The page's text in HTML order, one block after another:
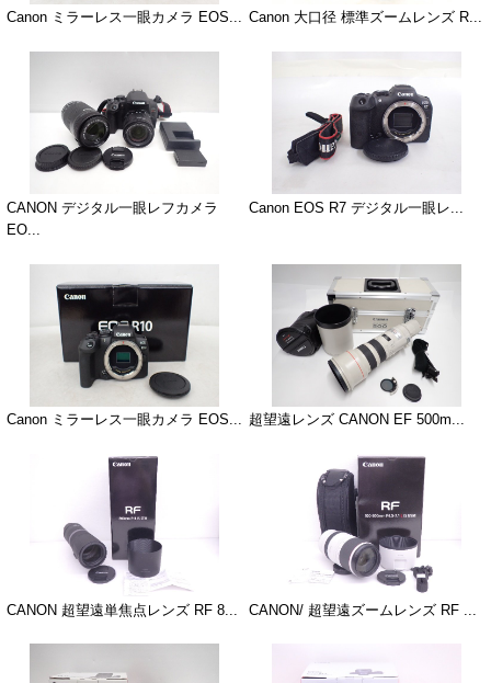
Canon ミラーレス一眼カメラ EOS... Canon 大口径 標準ズームレンズ R...
CANON デジタル一眼レフカメラ
EO...
Canon EOS R7 デジタル一眼レ...
Canon ミラーレス一眼カメラ EOS... 超望遠レンズ CANON EF 500m...
CANON 超望遠単焦点レンズ RF 8... CANON/ 超望遠ズームレンズ RF ...